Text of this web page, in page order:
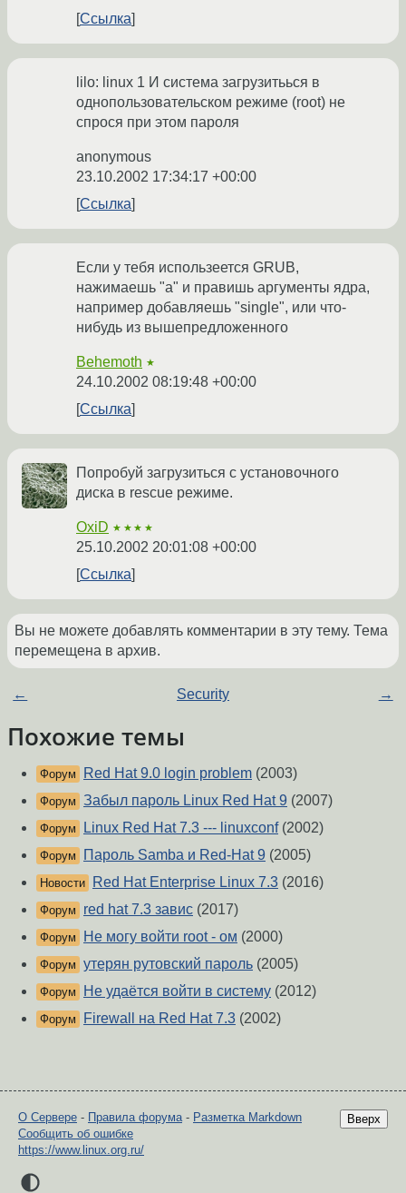
Ссылка
lilo: linux 1 И система загрузитьься в
однопользовательском режиме (root) не
спрося при этом пароля
anonymous
23.10.2002 17:34:17 +00:00
Ссылка
Если у тебя использеется GRUB,
нажимаешь "a" и правишь аргументы ядра,
например добавляешь "single", или что-
нибудь из вышепредложенного
Behemoth ★
24.10.2002 08:19:48 +00:00
Ссылка
Попробуй загрузиться с установочного
диска в rescue режиме.
OxiD ★★★★
25.10.2002 20:01:08 +00:00
Ссылка
Вы не можете добавлять комментарии в эту тему. Тема
перемещена в архив.
← Security →
Похожие темы
Форум Red Hat 9.0 login problem (2003)
Форум Забыл пароль Linux Red Hat 9 (2007)
Форум Linux Red Hat 7.3 --- linuxconf(2002)
Форум Пароль Samba и Red-Hat 9 (2005)
Новости Red Hat Enterprise Linux 7.3 (2016)
Форум red hat 7.3 завис (2017)
Форум Не могу войти root - ом (2000)
Форум утерян рутовский пароль (2005)
Форум Не удаётся войти в систему (2012)
Форум Firewall на Red Hat 7.3 (2002)
Вверх
О Сервере - Правила форума- Разметка Markdown
Сообщить об ошибке
https://www.linux.org.ru/